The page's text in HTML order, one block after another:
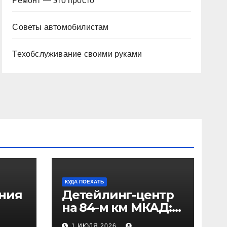
Советы автомобилистам
Техобслуживание своими руками
КУДА ПОЕХАТЬ
Детейлинг-центр
на 84-м км МКАД:
адрес и проезд